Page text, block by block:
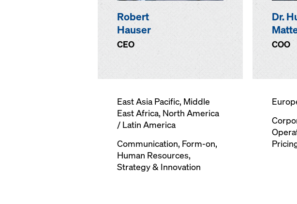
Robert
Hauser
CEO
East Asia Pacific, Middle
East Africa, North America
/ Latin America
Communication, Form-on,
Human Resources,
Strategy & Innovation
Dr.
COO